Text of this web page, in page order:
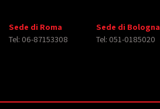
Sede di Roma
Tel: 06-87153308
Sede di Bologna
Tel: 051-0185020